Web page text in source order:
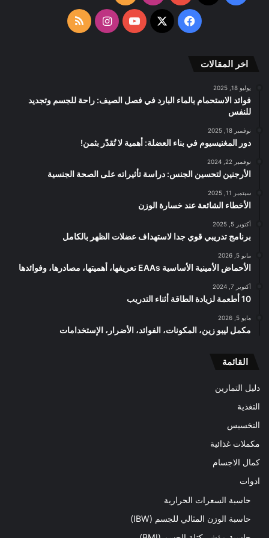
الموقع
فيسبوك
‫X
‫YouTubeانستقرامملخص
اخر المقالات
يوليو 18, 2025
فوائد الاستحمام بالماء البارد في فصل الصيف: راحة للجسم وتجديد
للنفس
نوفمبر 18, 2025
دور المغنيسيوم في بناء العضلة: أهمية لا تُقدّر بثمن!
نوفمبر 22, 2024
الأرجنين لتحسين الجنس: دراسة تأثيراته على الصحة الجنسية
سبتمبر 11, 2025
الأخطاء الشائعة عند خسارة الوزن
أكتوبر 5, 2025
برنامج تدريبي قوي جدا لاستهداف عضلات الظهر بالكامل
مايو 5, 2026
الأحماض الأمينية الأساسية EAAs تعريفها، أهميتها، مصادرها، وفوائدها
أكتوبر 7, 2024
10 أطعمة لزيادة الطاقة أثناء التدريب
مايو 5, 2026
مكمل ليبو زين، المكونات، الفوائد، الأضرار، الإستخدامات
القائمة
دليل التمارين
التغذية
التخسيس
مكملات غذائية
كمال الاجسام
ادوات
حاسبة السعرات الحرارية
حاسبة الوزن المثالي للجسم (IBW)